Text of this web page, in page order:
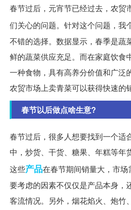
春节过后，元宵节已经过去，农贸
们关心的问题。针对这个问题，我
不错的选择。数据显示，春季是蔬
鲜的蔬菜供应充足。而在家庭饮食
一种食物，具有高养分价值和广泛
农贸市场上卖青菜可以获得快速的
春节以后做点啥生意?
春节过后，很多人想要找到一个适
中，炒货、干货、糖果、年糕等年
这些产品在春节期间销量大，市
要考虑的因素不仅仅是产品本身，
客流情况。另外，烟花焰火、炮竹